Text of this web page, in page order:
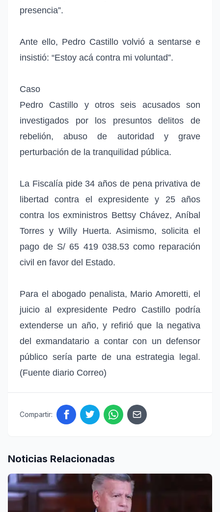
presencia”.
Ante ello, Pedro Castillo volvió a sentarse e
insistió: “Estoy acá contra mi voluntad”.
Caso
Pedro Castillo y otros seis acusados son
investigados por los presuntos delitos de
rebelión, abuso de autoridad y grave
perturbación de la tranquilidad pública.
La Fiscalía pide 34 años de pena privativa de
libertad contra el expresidente y 25 años
contra los exministros Bettsy Chávez, Aníbal
Torres y Willy Huerta. Asimismo, solicita el
pago de S/ 65 419 038.53 como reparación
civil en favor del Estado.
Para el abogado penalista, Mario Amoretti, el
juicio al expresidente Pedro Castillo podría
extenderse un año, y refirió que la negativa
del exmandatario a contar con un defensor
público sería parte de una estrategia legal.
(Fuente diario Correo)
Compartir:
Noticias Relacionadas